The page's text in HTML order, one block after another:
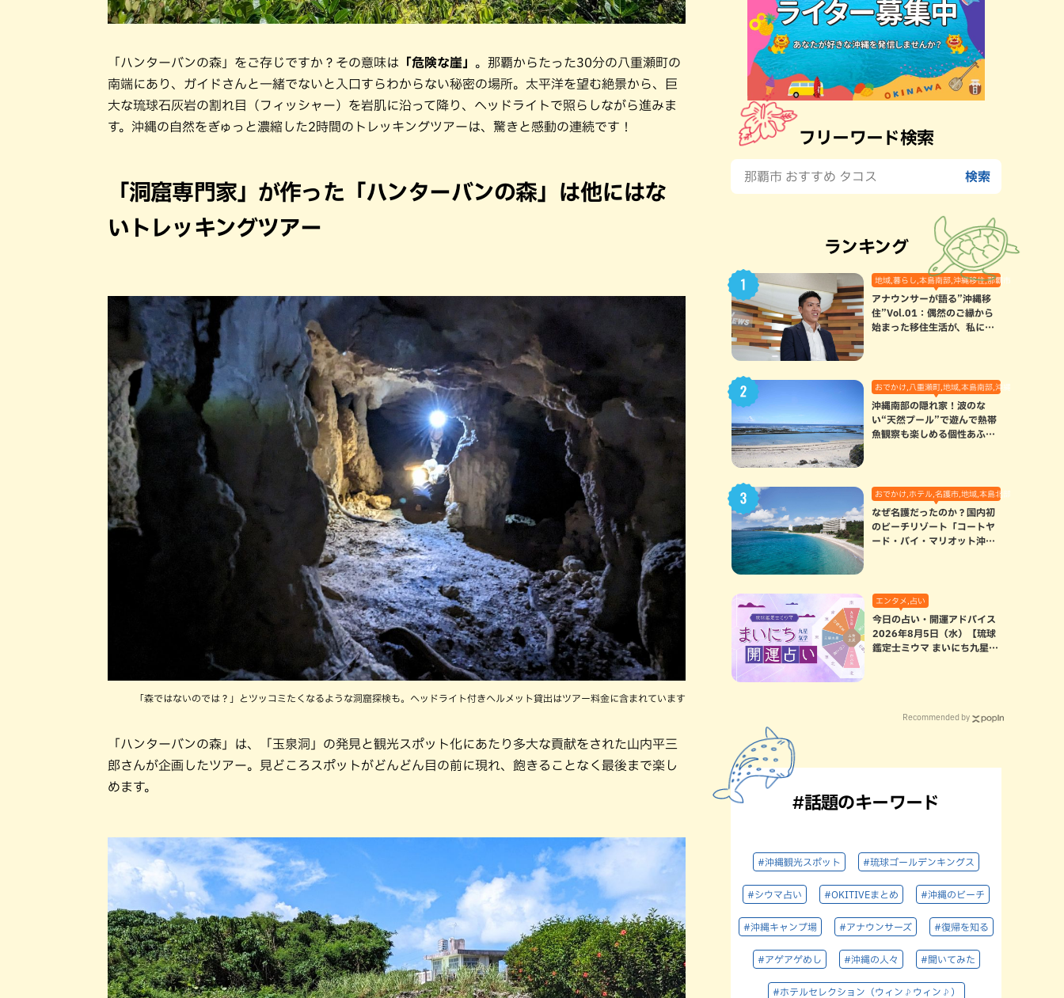
「ハンターバンの森」をご存じですか？その意味は 「危険な崖」 。那覇からたった30分の八重瀬町の
南端にあり、ガイドさんと一緒でないと入口すらわからない秘密の場所。太平洋を望む絶景から、巨
大な琉球石灰岩の割れ目（フィッシャー）を岩肌に沿って降り、ヘッドライトで照らしながら進みま
す。沖縄の自然をぎゅっと濃縮した2時間のトレッキングツアーは、驚きと感動の連続です！
「洞窟専門家」が作った「ハンターバンの森」は他にはな
いトレッキングツアー
「森ではないのでは？」とツッコミたくなるような洞窟探検も。ヘッドライト付きヘルメット貸出はツアー料金に含まれています
「ハンターバンの森」は、「玉泉洞」の発見と観光スポット化にあたり多大な貢献をされた山内平三
郎さんが企画したツアー。見どころスポットがどんどん目の前に現れ、飽きることなく最後まで楽し
めます。
フリーワード検索
ランキング
地域,暮らし,本島南部,沖縄移住,那覇市
アナウンサーが語る”沖縄移
住”Vol.01：偶然のご縁から
始まった移住生活が、私にと
おでかけ,八重瀬町,地域,本島南部,沖縄の海,自然
沖縄南部の隠れ家！波のな
い“天然プール”で遊んで熱帯
魚観察も楽しめる個性あふれ
おでかけ,ホテル,名護市,地域,本島北部
なぜ名護だったのか？国内初
のビーチリゾート「コートヤ
ード・バイ・マリオット沖縄
エンタメ,占い
今日の占い・開運アドバイス
2026年8月5日（水）【琉球
鑑定士ミウマ まいにち九星気
Recommended by
#話題のキーワード
#沖縄観光スポット #琉球ゴールデンキングス
#シウマ占い #OKITIVEまとめ #沖縄のビーチ
#沖縄キャンプ場 #アナウンサーズ #復帰を知る
#アゲアゲめし #沖縄の人々 #聞いてみた
#ホテルセレクション（ウィン♪ウィン♪）